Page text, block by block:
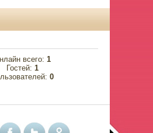
всего: 1
Гостей: 1
0